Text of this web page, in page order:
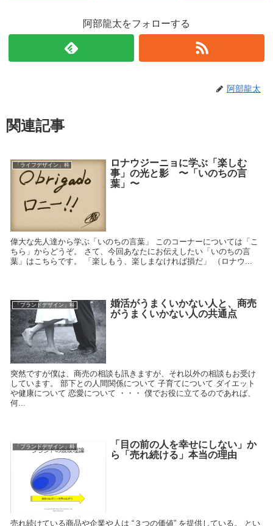
阿部龍太をフォローする
阿部龍太
関連記事
「ライフデザイン」科
ロナウジーニョに学ぶ「楽しむ
事」の光と影 〜「いのちの言
葉」〜
偉大な先人達から学ぶ「いのちの言葉」 このコーナーについては「こ
ちら」からどうぞ。 さて、今回あなたにお伝えしたい「いのちの言
葉」はこちらです。 「楽しもう、楽しまなければ損だ」 （ロナウ...
「ブランドデザイン」科
婚活がうまくいかない人と、商売
がうまくいかない人の共通点
突然ですが僕は、商売の相談も訊きますが、それ以外の相談もお受け
しています。 部下との人間関係について 子育てについて ダイエット
や健康について 恋愛について ・・・ 僕でお役に立てるのであれば、
何...
「ブランドデザイン」科
「目の前の人を幸せにしない」か
ら「売れ続ける」本当の理由
売れ続けている商品や企業や人は “３つの価値” を提供している。 とい